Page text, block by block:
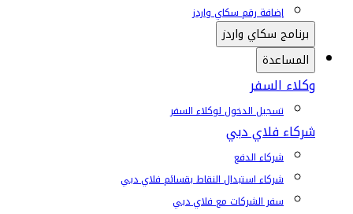
إضافة رقم سكاي واردز
برنامج سكاي واردز
المساعدة
وكلاء السفر
تسجيل الدخول لوكلاء السفر
شركاء فلاي دبي
شركاء الدفع
شركاء استبدال النقاط بقسائم فلاي دبي
سفر الشركات مع فلاي دبي